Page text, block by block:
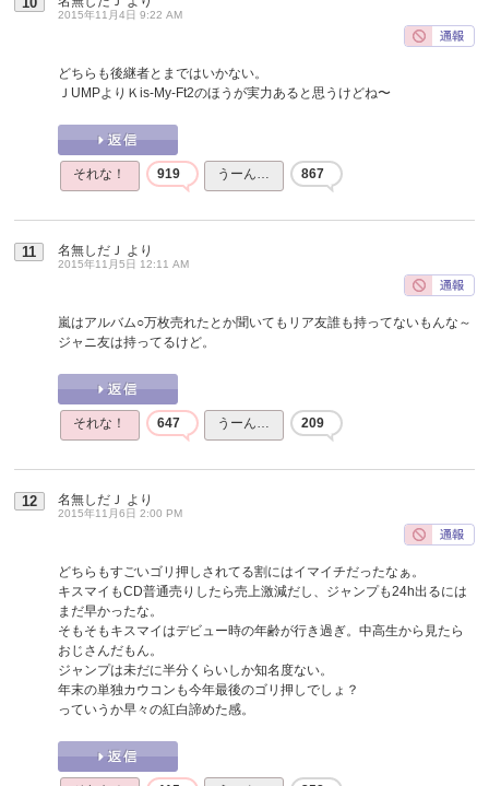
2015年11月4日 9:22 AM
どちらも後継者とまではいかない。
ＪUMPよりＫis-My-Ft2のほうが実力あると思うけどね〜
それな！ 919 うーん… 867
11 名無しだＪ より
2015年11月5日 12:11 AM
嵐はアルバム○万枚売れたとか聞いてもリア友誰も持ってないもんな～
ジャニ友は持ってるけど。
それな！ 647 うーん… 209
12 名無しだＪ より
2015年11月6日 2:00 PM
どちらもすごいゴリ押しされてる割にはイマイチだったなぁ。
キスマイもCD普通売りしたら売上激減だし、ジャンプも24h出るには
まだ早かったな。
そもそもキスマイはデビュー時の年齢が行き過ぎ。中高生から見たら
おじさんだもん。
ジャンプは未だに半分くらいしか知名度ない。
年末の単独カウコンも今年最後のゴリ押しでしょ？
っていうか早々の紅白諦めた感。